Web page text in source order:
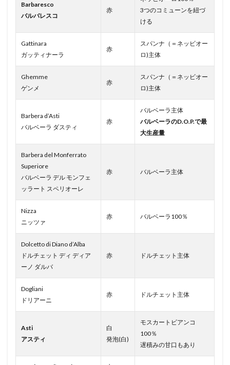
Barbaresco
バルバレスコ
赤
3つのコミューンを紐づ
ける
Gattinara
ガッティナーラ
赤
スパンナ（＝ネッビオー
ロ)主体
Ghemme
ゲンメ
赤
スパンナ（＝ネッビオー
ロ)主体
Barbera d’Asti
バルベーラ ダスティ
赤
バルベーラ主体
バルベーラのD.O.P.で最
大生産量
Barbera del Monferrato
Superiore
バルベーラ デル モンフェ
ッラート スペリオーレ
赤 バルベーラ主体
Nizza
ニッツァ
赤 バルベーラ100％
Dolcetto di Diano d’Alba
ドルチェット ディ ディア
ーノ ダルバ
赤 ドルチェット主体
Dogliani
ドリアーニ
赤 ドルチェット主体
Asti
アスティ
白
発泡(白)
モスカートビアンコ
100％
遅積みの甘口もあり